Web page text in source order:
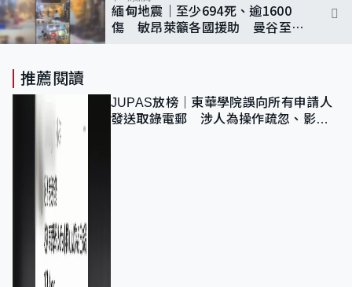
緬甸地震｜至少694死、逾1600
傷 敏昂萊籲各國援助 曼谷至少
推薦閱讀
JUPAS放榜｜東華學院誤向所有申請人
發送取錄電郵 涉人為操作疏忽、影響